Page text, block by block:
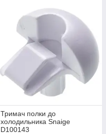
Тримач полки до
холодильника Snaige
D100143